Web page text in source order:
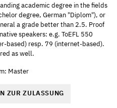
academic degree in the fields
degree, German "Diplom"), or
a grade better than 2.5. Proof
speakers: e.g. ToEFL 550
based) resp. 79 (internet-based).
as well.
Master
ZUR ZULASSUNG